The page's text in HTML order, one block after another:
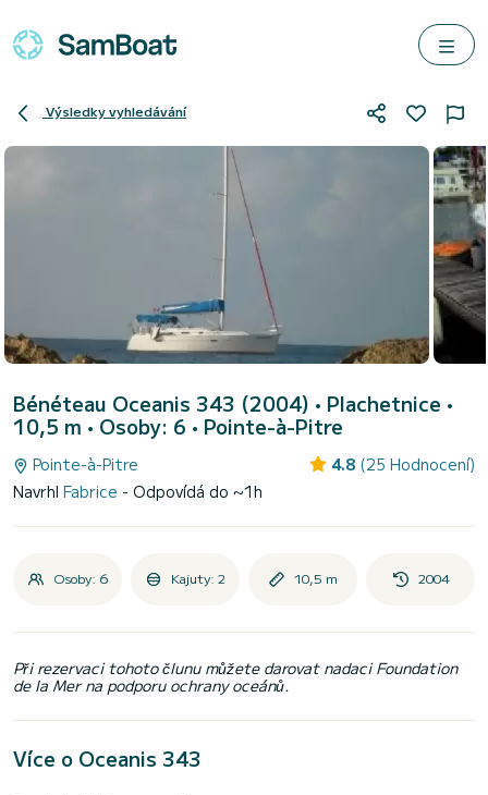
Výsledky vyhledávání
Bénéteau Oceanis 343 (2004) • Plachetnice •
10,5 m • Osoby: 6 • Pointe-à-Pitre
Pointe-à-Pitre 4.8 (25 Hodnocení)
Navrhl Fabrice - Odpovídá do ~1h
Osoby: 6 Kajuty: 2 10,5 m 2004
Při rezervaci tohoto člunu můžete darovat nadaci Foundation
de la Mer na podporu ochrany oceánů.
Více o Oceanis 343